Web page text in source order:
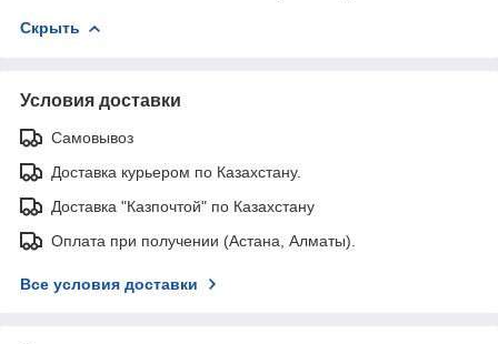
Скрыть
Условия доставки
Самовывоз
Доставка курьером по Казахстану.
Доставка "Казпочтой" по Казахстану
Оплата при получении (Астана, Алматы).
Все условия доставки